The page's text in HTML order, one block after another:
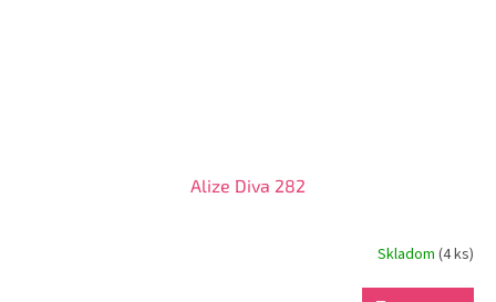
Alize Diva 282
Skladom (4 ks)